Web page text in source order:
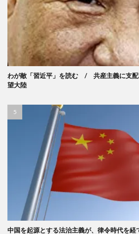
わが敵「習近平」を読む / 共産主義に支
望大陸
中国を起源とする法治主義が、律令時代を